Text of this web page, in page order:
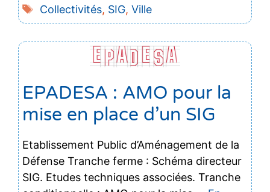
Étiquettes
Collectivités, SIG, Ville
EPADESA : AMO pour la
mise en place d’un SIG
Etablissement Public d’Aménagement de la
Défense Tranche ferme : Schéma directeur
SIG. Etudes techniques associées. Tranche